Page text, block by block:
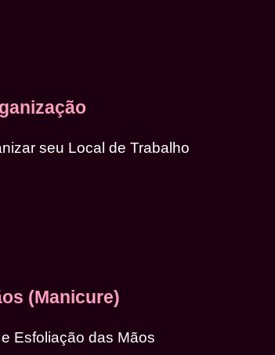
seu Local de Trabalho
(Manicure)
Esfoliação das Mãos